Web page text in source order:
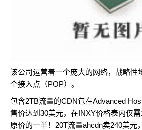
该公司运营着一个庞大的网络，战略性
个接入点（POP）。
包含2TB流量的CDN包在Advanced
售价达到30美元，在INXY价格表内仅
原价的一半！20T流量ahcdn卖240美元